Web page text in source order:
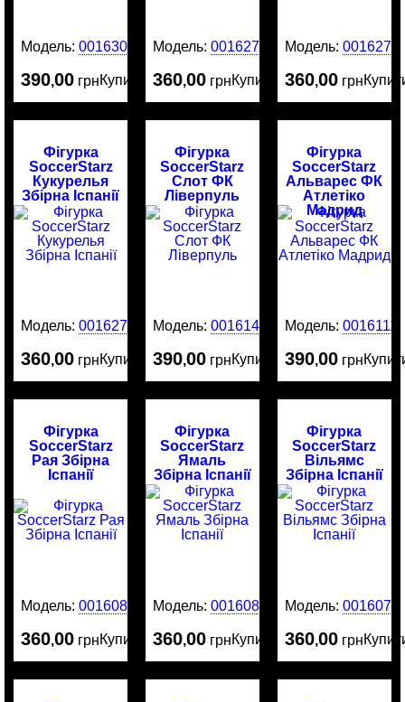
Модель:0016303
390,00 грнКупити
Модель:0016275
360,00 грнКупити
Модель: 0016274
360,00 грн
Фігурка
SoccerStarz
Кукурелья
Збірна Іспанії
Модель:0016273
360,00 грнКупити
Фігурка
SoccerStarz
Слот ФК
Ліверпуль
Модель:0016141
390,00 грнКупити
Фігурка
SoccerStarz
Альварес ФК
Атлетіко
Мадрид
Модель: 0016111
390,00 грн
Фігурка
SoccerStarz
Рая Збірна
Іспанії
Модель:0016081
360,00 грнКупити
Фігурка
SoccerStarz
Ямаль
Збірна Іспанії
Модель:0016080
360,00 грнКупити
Фігурка
SoccerStarz
Вільямс
Збірна Іспанії
Модель: 0016079
360,00 грн